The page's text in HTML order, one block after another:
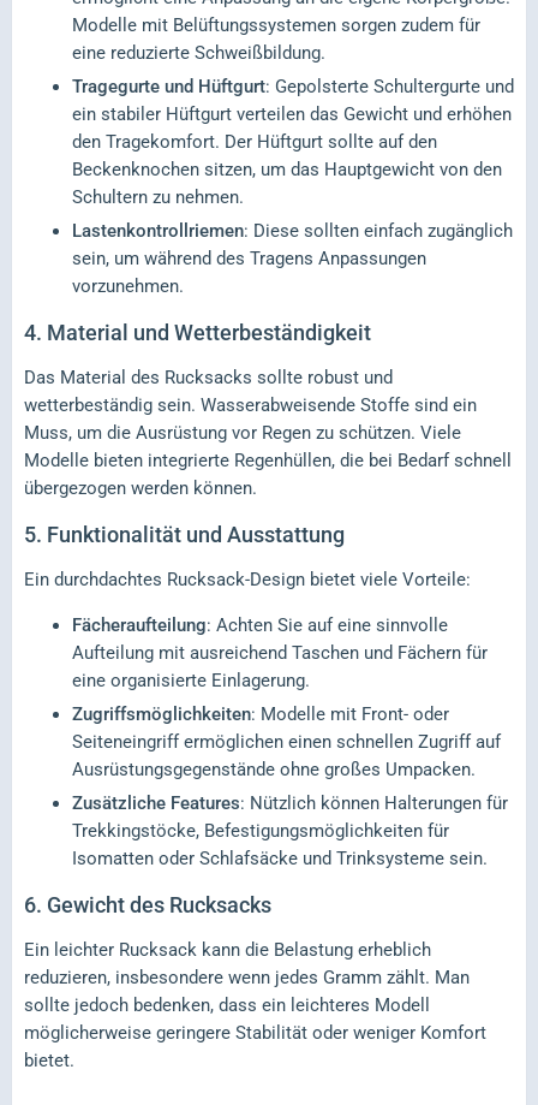
Modelle mit Belüftungssystemen sorgen zudem für
eine reduzierte Schweißbildung.
Tragegurte und Hüftgurt: Gepolsterte Schultergurte und
ein stabiler Hüftgurt verteilen das Gewicht und erhöhen
den Tragekomfort. Der Hüftgurt sollte auf den
Beckenknochen sitzen, um das Hauptgewicht von den
Schultern zu nehmen.
Lastenkontrollriemen: Diese sollten einfach zugänglich
sein, um während des Tragens Anpassungen
vorzunehmen.
4. Material und Wetterbeständigkeit
Das Material des Rucksacks sollte robust und
wetterbeständig sein. Wasserabweisende Stoffe sind ein
Muss, um die Ausrüstung vor Regen zu schützen. Viele
Modelle bieten integrierte Regenhüllen, die bei Bedarf schnell
übergezogen werden können.
5. Funktionalität und Ausstattung
Ein durchdachtes Rucksack-Design bietet viele Vorteile:
Fächeraufteilung: Achten Sie auf eine sinnvolle
Aufteilung mit ausreichend Taschen und Fächern für
eine organisierte Einlagerung.
Zugriffsmöglichkeiten: Modelle mit Front- oder
Seiteneingriff ermöglichen einen schnellen Zugriff auf
Ausrüstungsgegenstände ohne großes Umpacken.
Zusätzliche Features: Nützlich können Halterungen für
Trekkingstöcke, Befestigungsmöglichkeiten für
Isomatten oder Schlafsäcke und Trinksysteme sein.
6. Gewicht des Rucksacks
Ein leichter Rucksack kann die Belastung erheblich
reduzieren, insbesondere wenn jedes Gramm zählt. Man
sollte jedoch bedenken, dass ein leichteres Modell
möglicherweise geringere Stabilität oder weniger Komfort
bietet.